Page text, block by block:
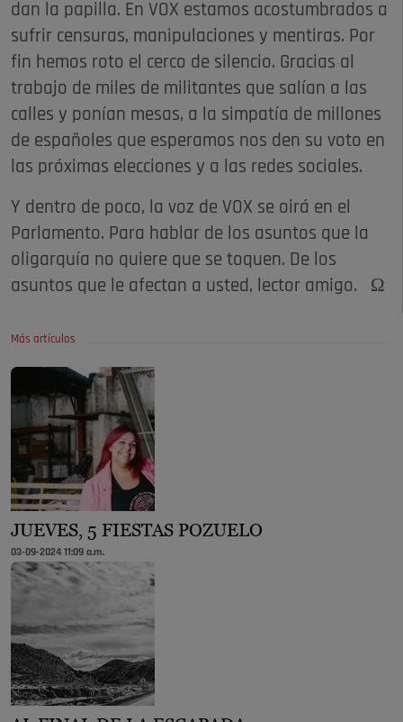
dan la papilla. En VOX estamos acostumbrados a
sufrir censuras, manipulaciones y mentiras. Por
fin hemos roto el cerco de silencio. Gracias al
trabajo de miles de militantes que salían a las
calles y ponían mesas, a la simpatía de millones
de españoles que esperamos nos den su voto en
las próximas elecciones y a las redes sociales.
Y dentro de poco, la voz de VOX se oirá en el
Parlamento. Para hablar de los asuntos que la
oligarquía no quiere que se toquen. De los
asuntos que le afectan a usted, lector amigo. Ω
Más artículos
JUEVES, 5 FIESTAS POZUELO
03-09-2024 11:09 a.m.